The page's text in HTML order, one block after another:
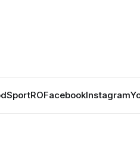
SportROFacebookInstagram